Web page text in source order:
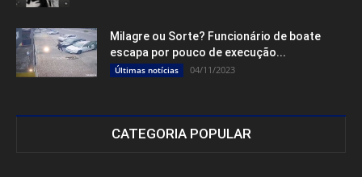
Milagre ou Sorte? Funcionário de boate
escapa por pouco de execução...
Últimas notícias 04/11/2023
CATEGORIA POPULAR